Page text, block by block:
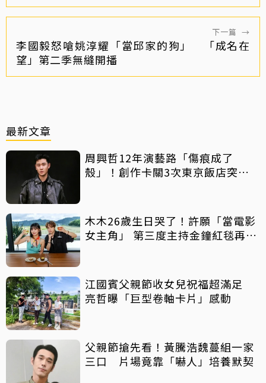
下一篇 →
李國毅怒嗆姚淳耀「當邱家的狗」 「成名在
望」第二季無縫開播
最新文章
周興哲12年演藝路「傷痕成了
殼」！創作卡關3次東京飯店突找
木木26歲生日哭了！許願「當電影
女主角」 第三度主持金鐘紅毯再喊
江國賓父親節收女兒祝福超滿足
亮哲曝「巨型卷軸卡片」感動
父親節搶先看！黃騰浩魏蔓組一家
三口 片場竟靠「嚇人」培養默契